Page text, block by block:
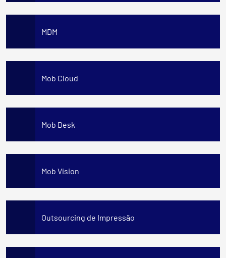
MDM
Mob Cloud
Mob Desk
Mob Vision
Outsourcing de Impressão